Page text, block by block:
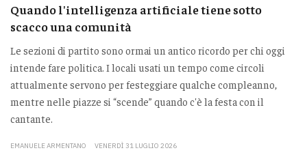
Quando l'intelligenza artificiale tiene sotto
scacco una comunità
Le sezioni di partito sono ormai un antico ricordo per chi oggi
intende fare politica. I locali usati un tempo come circoli
attualmente servono per festeggiare qualche compleanno,
mentre nelle piazze si “scende” quando c'è la festa con il
cantante.
EMANUELE ARMENTANO VENERDÌ 31 LUGLIO 2026